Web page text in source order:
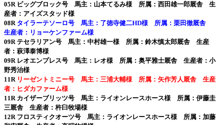
05R ビッグブロック号 馬主：山本てるみ様 所属：西田雄一郎厩舎 生
産者：アイズスタッド様
08R タイラーテソーロ号 馬主：了徳寺健二HD様 所属：栗田徹厩舎
生産者：リョーケンファーム様
09R テセラリアン号 馬主：中村雄一様 所属：鈴木慎太郎厩舎 生産
者：萩澤泰博様
09R レオエンプレス号 馬主：レオ様 所属：奥平雅士厩舎 生産者：小
野秀治様
11R リーゼントミニー号 馬主：三浦大輔様 所属：矢作芳人厩舎 生産
者：ヒダカファーム様
11R カイザーブリッツ号 馬主：ライオンレースホース様 所属：伊藤圭
三厩舎 生産者：杵臼牧場様
12R フロスティクオーツ号 馬主：ライオンレースホース様 所属：加藤